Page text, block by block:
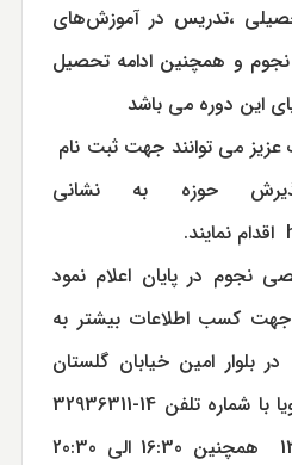
،تدريس در آموزش‌هاي
و همچنین ادامه تحصیل
این دوره می باشد
عزیز می توانند جهت ثبت نام
حوزه به نشانی
اقدام نمایند.
نجوم در پایان اعلام نمود
کسب اطلاعات بیشتر به
بلوار امین خیابان گلستان
کوچه 11 پلاک 4 مراجعه ویا با شماره تلفن 14-32936311
025 در ساعات 10 الی 13 همچنین 16:30 الی 20:30